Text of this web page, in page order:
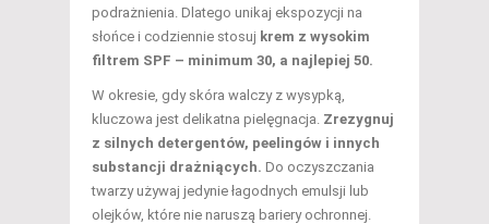
podrażnienia. Dlatego unikaj ekspozycji na
słońce i codziennie stosuj krem z wysokim
filtrem SPF – minimum 30, a najlepiej 50.
W okresie, gdy skóra walczy z wysypką,
kluczowa jest delikatna pielęgnacja. Zrezygnuj
z silnych detergentów, peelingów i innych
substancji drażniących. Do oczyszczania
twarzy używaj jedynie łagodnych emulsji lub
olejków, które nie naruszą bariery ochronnej.